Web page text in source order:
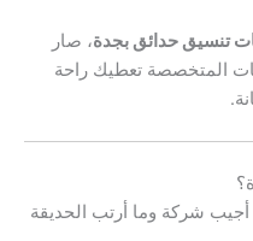
تنسيق حدائق بجدة، صار
المتخصصة تعطيك راحة
شركة وما أرتب الحديقة